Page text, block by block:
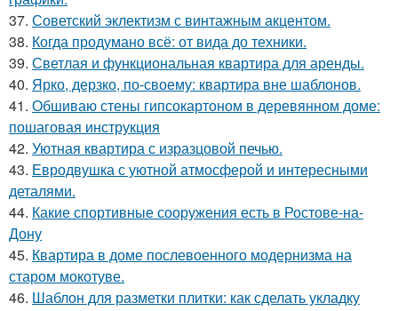
37. Советский эклектизм с винтажным акцентом.
38. Когда продумано всё: от вида до техники.
39. Светлая и функциональная квартира для аренды.
40. Ярко, дерзко, по-своему: квартира вне шаблонов.
41. Обшиваю стены гипсокартоном в деревянном доме:
пошаговая инструкция
42. Уютная квартира с изразцовой печью.
43. Евродвушка с уютной атмосферой и интересными
деталями.
44. Какие спортивные сооружения есть в Ростове-на-
Дону
45. Квартира в доме послевоенного модернизма на
старом мокотуве.
46. Шаблон для разметки плитки: как сделать укладку